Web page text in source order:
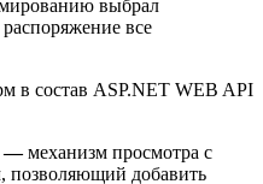
выбрал
все
в состав ASP.NET WEB API
—механизм просмотра с
позволяющий добавить